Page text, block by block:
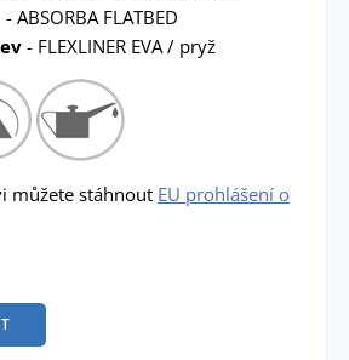
- ABSORBA FLATBED
- FLEXLINER EVA / pryž
můžete stáhnout EU prohlášení o